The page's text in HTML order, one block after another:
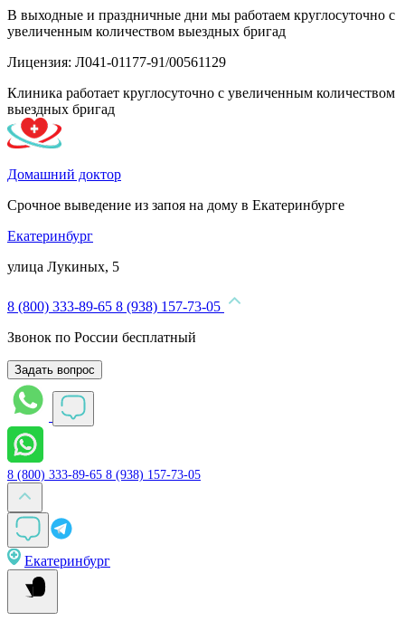
В выходные и праздничные дни мы работаем круглосуточно с
увеличенным количеством выездных бригад
Лицензия: Л041-01177-91/00561129
Клиника работает круглосуточно с увеличенным количеством
выездных бригад
Домашний доктор
Срочное выведение из запоя на дому в Екатеринбурге
Екатеринбург
улица Лукиных, 5
8 (800) 333-89-65 8 (938) 157-73-05
Звонок по России бесплатный
Задать вопрос
8 (800) 333-89-65 8 (938) 157-73-05
Екатеринбург